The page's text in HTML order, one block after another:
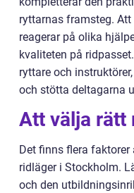
ryttarnas framsteg.
reagerar på olika
kvaliteten på
ryttare och
och stötta deltagarna
Att välja rätt
Det finns flera
ridläger i Stockholm.
och den